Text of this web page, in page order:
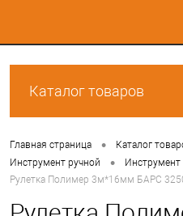
Каталог товаров
Главная страница • Каталог
Инструмент ручной •
Рулетка Полимер 3м*16мм БАРС